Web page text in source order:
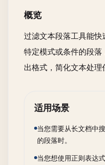
概览
过滤文本段落工具能
特定模式或条件的段
出格式，简化文本处理
适用场景
当您需要从长文档中
的段落时。
当您想使用正则表达